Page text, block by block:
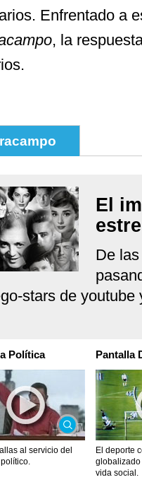
Enfrentado a
, la
El
De
stars de youtube
Política
al servicio del
Pantalla
El deporte
globalizado
vida social.